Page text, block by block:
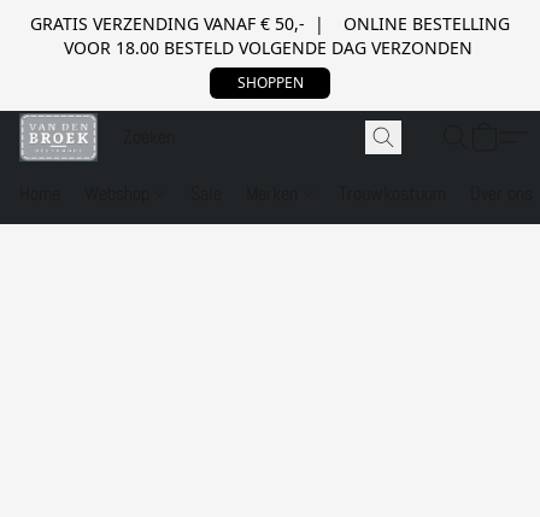
GRATIS VERZENDING VANAF € 50,- | ONLINE BESTELLING
VOOR 18.00 BESTELD VOLGENDE DAG VERZONDEN
SHOPPEN